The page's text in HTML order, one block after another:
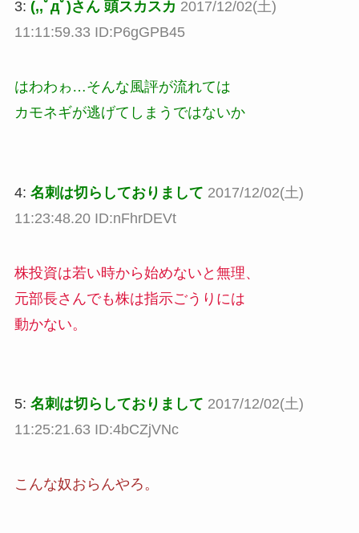
3: (,,ﾟдﾟ)さん 頭スカスカ 2017/12/02(土)
11:11:59.33 ID:P6gGPB45
はわわゎ…そんな風評が流れては
カモネギが逃げてしまうではないか
4: 名刺は切らしておりまして 2017/12/02(土)
11:23:48.20 ID:nFhrDEVt
株投資は若い時から始めないと無理、
元部長さんでも株は指示ごうりには
動かない。
5: 名刺は切らしておりまして 2017/12/02(土)
11:25:21.63 ID:4bCZjVNc
こんな奴おらんやろ。